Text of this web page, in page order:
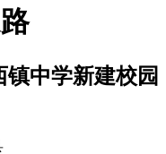
中学新建校园